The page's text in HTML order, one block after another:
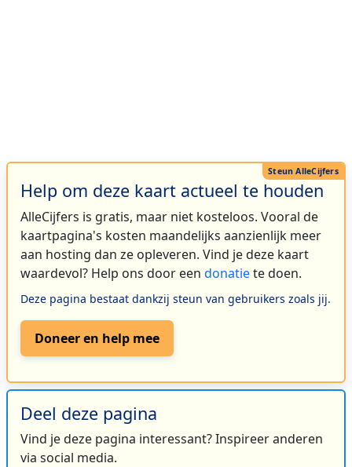
Help om deze kaart actueel te houden
AlleCijfers is gratis, maar niet kosteloos. Vooral de
kaartpagina's kosten maandelijks aanzienlijk meer
aan hosting dan ze opleveren. Vind je deze kaart
waardevol? Help ons door een donatiete doen.
Deze pagina bestaat dankzij steun van gebruikers zoals jij.
Doneer en help mee
Deel deze pagina
Vind je deze pagina interessant? Inspireer anderen
via social media.